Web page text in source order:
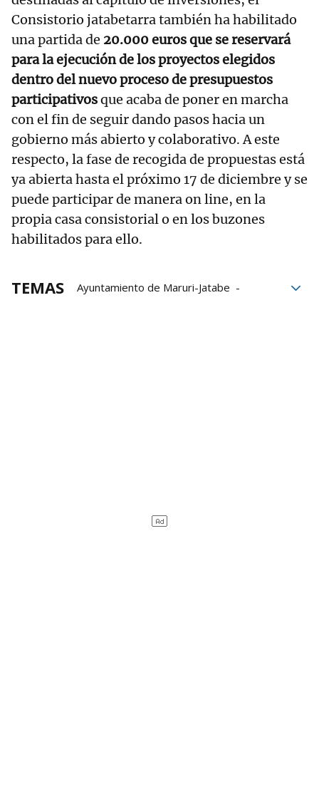
Consistorio jatabetarra también ha habilitado
una partida de 20.000 euros que se reservará
para la ejecución de los proyectos elegidos
dentro del nuevo proceso de presupuestos
participativosque acaba de poner en marcha
con el fin de seguir dando pasos hacia un
gobierno más abierto y colaborativo. A este
respecto, la fase de recogida de propuestas está
ya abierta hasta el próximo 17 de diciembre y se
puede participar de manera on line, en la
propia casa consistorial o en los buzones
habilitados para ello.
TEMAS
Ayuntamiento de Maruri-Jatabe